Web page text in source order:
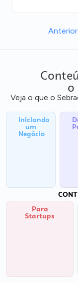
Anterior
o
Veja o que o
Iniciando
um
Negócio
Para
Startups